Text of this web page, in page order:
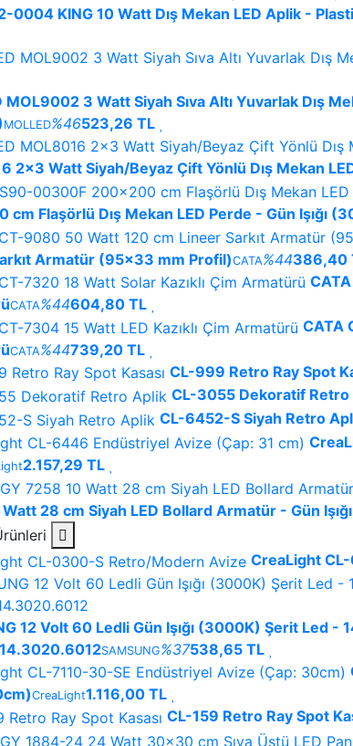
KING 10 Watt Dış Mekan LED Aplik -
MOL9002 3 Watt Siyah Sıva Altı Yuvarlak Dış
MOLLED%46523,26 TL
2x3 Watt Siyah/Beyaz Çift Yönlü Dış Mekan
cm Flaşörlü Dış Mekan LED Perde - Gün Işığı
Armatür (95x33 mm Profil)CATA %44386,40
CATA%44604,80 TL
CATA
CATA %44739,20 TL
CL-999 Retro Ray Spot
CL-3055 Dekoratif Retro
CL-6452-S Siyah Retro
2.157,29 TL
28 cm Siyah LED Bollard Armatür - Gün
CreaLight
12 Volt 60 Ledli Gün Işığı (3000K) Şerit Led
SAMSUNG %37538,65 TL
CreaLight1.116,00 TL
CL-159 Retro Ray Spot